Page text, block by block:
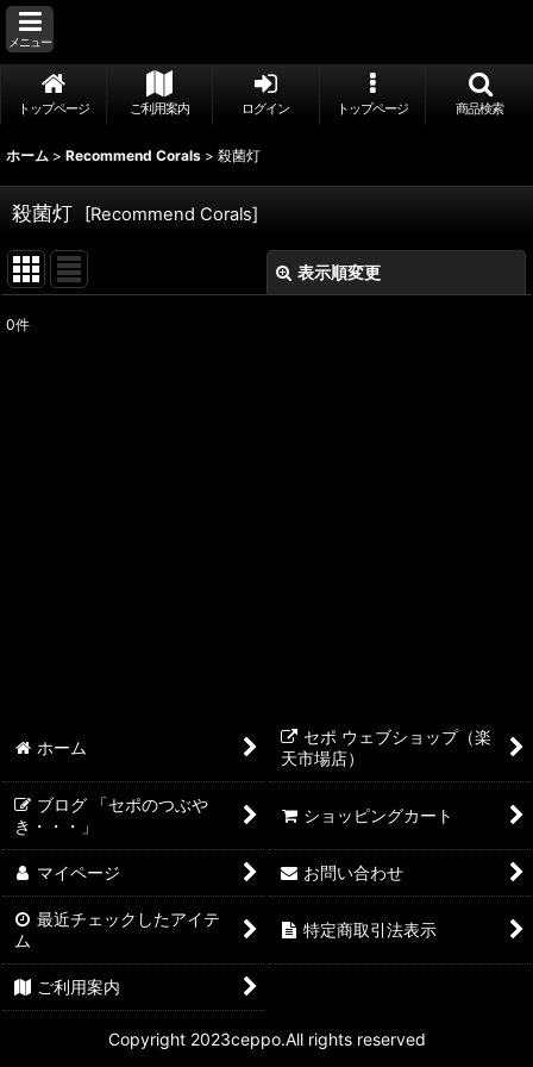
メニュー
トップページ ご利用案内 ログイン トップページ 商品検索
ホーム > Recommend Corals > 殺菌灯
殺菌灯 [Recommend Corals]
表示順変更
0件
ホーム
セポ ウェブショップ（楽
天市場店）
ブログ 「セポのつぶや
き・・・」
ショッピングカート
マイページ お問い合わせ
最近チェックしたアイテ
ム
特定商取引法表示
ご利用案内
Copyright 2023ceppo.All rights reserved